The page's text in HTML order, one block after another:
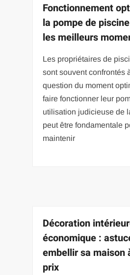
Fonctionnement
la pompe de
les meilleurs
Les propriétaires de
sont souvent confrontés
question du moment
faire fonctionner leur
utilisation judicieuse de
peut être fondamentale
maintenir
Décoration
économique :
embellir sa maison
prix